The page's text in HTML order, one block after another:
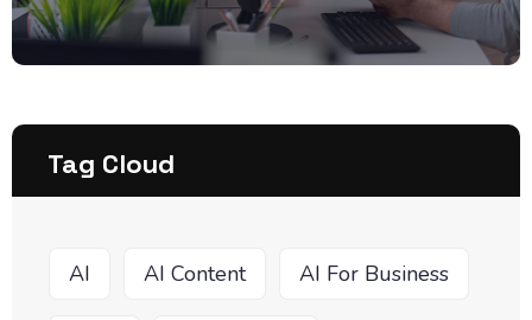
Tag Cloud
AI AI Content AI For Business